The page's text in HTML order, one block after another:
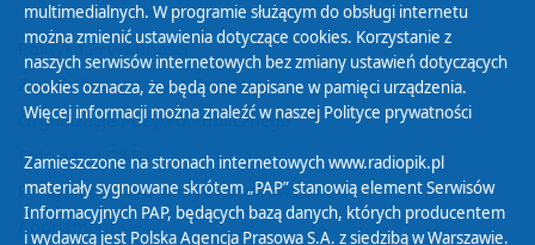
Polityka Prywatności
Zasady korzystania z Serwisu
Organizacje Pożytku Publicznego
Cyfryzacja DAB+
Polityka ochrony danych osobowych
Abonament
multimedialnych. W programie służącym do obsługi internetu
można zmienić ustawienia dotyczące cookies. Korzystanie z
naszych serwisów internetowych bez zmiany ustawień dotyczących
cookies oznacza, że będą one zapisane w pamięci urządzenia.
Więcej informacji można znaleźć w naszej Polityce prywatności
Zamieszczone na stronach internetowych www.radiopik.pl
materiały sygnowane skrótem „PAP” stanowią element Serwisów
Informacyjnych PAP, będących bazą danych, których producentem
i wydawcą jest Polska Agencja Prasowa S.A. z siedzibą w Warszawie.